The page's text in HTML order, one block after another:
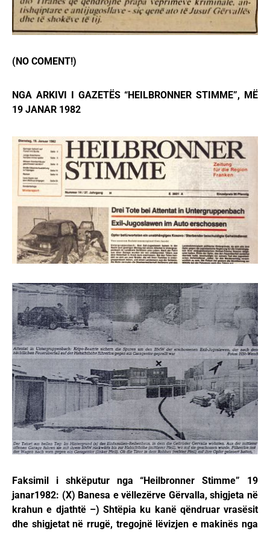
(NO COMENT!)
NGA ARKIVI I GAZETËS “HEILBRONNER STIMME”, MË
19 JANAR 1982
Faksimil i shkëputur nga “Heilbronner Stimme” 19
janar1982: (X) Banesa e vëllezërve Gërvalla, shigjeta në
krahun e djathtë –) Shtëpia ku kanë qëndruar vrasësit
dhe shigjetat në rrugë, tregojnë lëvizjen e makinës nga